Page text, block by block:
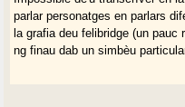
parlar personatges en parlars
la grafia deu felibridge (un
ng finau dab un simbèu